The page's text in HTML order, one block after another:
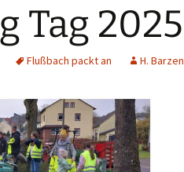
Tag 2025
Flußbach packt an H. Barzen